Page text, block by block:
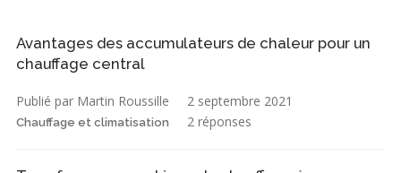
Avantages des accumulateurs de chaleur pour un
chauffage central
Publié par Martin Roussille 2 septembre 2021
Chauffage et climatisation 2 réponses